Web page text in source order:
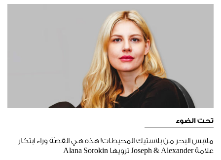
تحت الضوء
ملابس البحر من بلاستيك المحيطات! هذه هي القصّة وراء ابتكار
علامة Joseph & Alexander ترويها Alana Sorokin